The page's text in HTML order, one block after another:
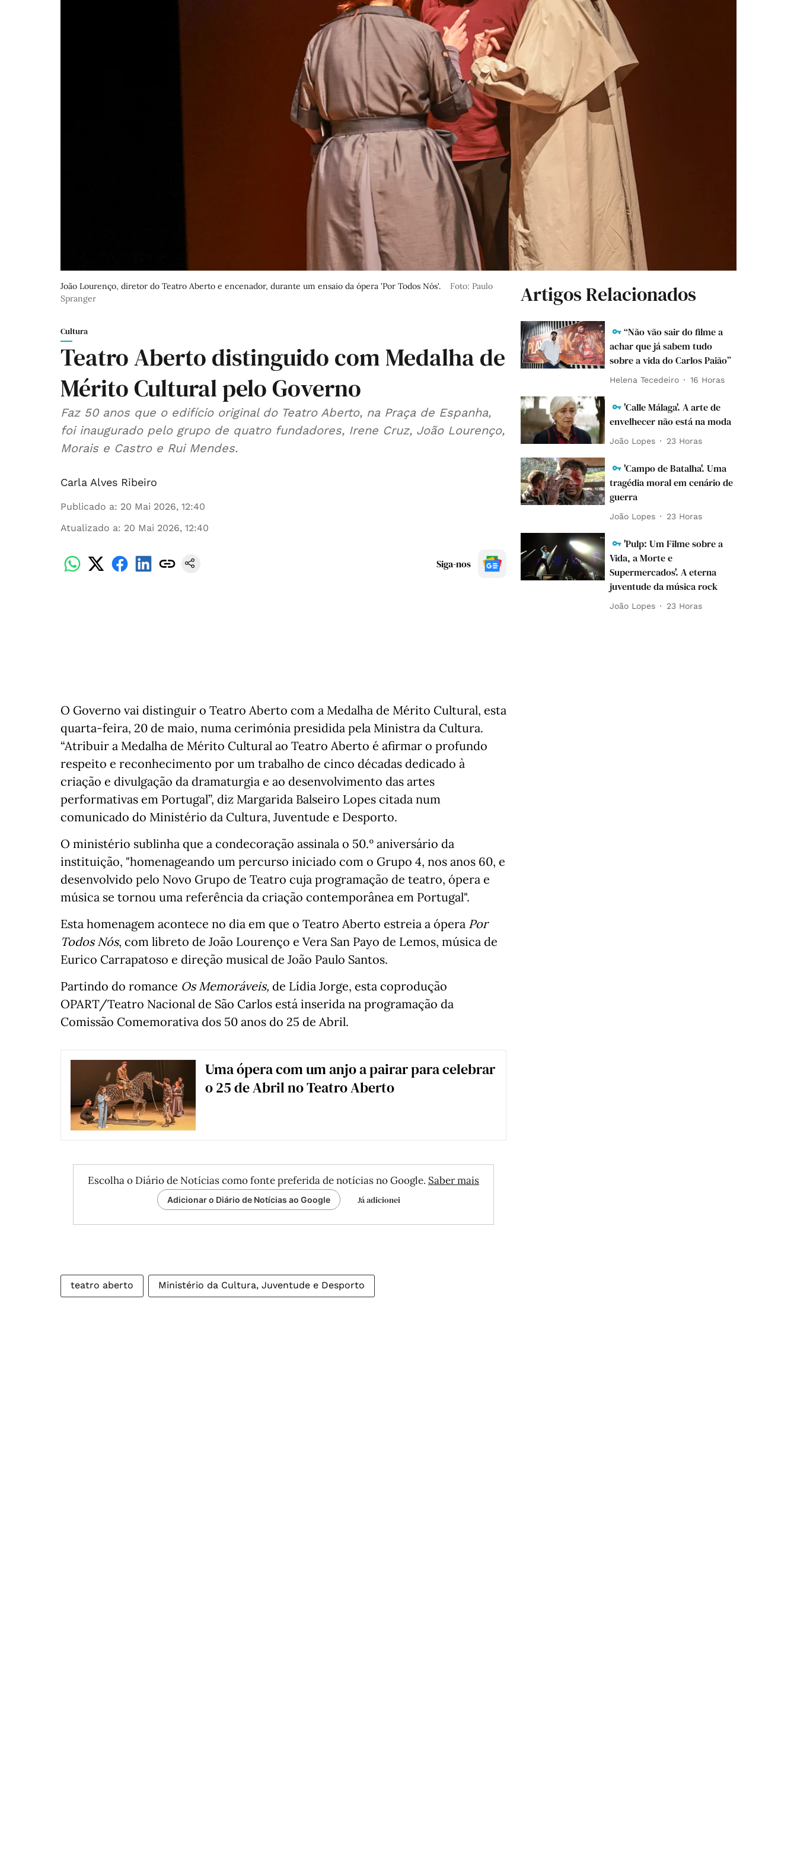
João Lourenço, diretor do Teatro Aberto e encenador, durante um ensaio da ópera 'Por Todos Nós'.
Foto: Paulo
Spranger
Cultura
Teatro Aberto distinguido com Medalha de
Mérito Cultural pelo Governo
Faz 50 anos que o edifício original do Teatro Aberto, na Praça de Espanha,
foi inaugurado pelo grupo de quatro fundadores, Irene Cruz, João Lourenço,
Morais e Castro e Rui Mendes.
Carla Alves Ribeiro
Publicado a: 20 Mai 2026, 12:40
Atualizado a: 20 Mai 2026, 12:40
Siga-nos
O Governo vai distinguir o Teatro Aberto com a Medalha de Mérito Cultural, esta
quarta-feira, 20 de maio, numa cerimónia presidida pela Ministra da Cultura.
“Atribuir a Medalha de Mérito Cultural ao Teatro Aberto é afirmar o profundo
respeito e reconhecimento por um trabalho de cinco décadas dedicado à
criação e divulgação da dramaturgia e ao desenvolvimento das artes
performativas em Portugal”, diz Margarida Balseiro Lopes citada num
comunicado do Ministério da Cultura, Juventude e Desporto.
O ministério sublinha que a condecoração assinala o 50.º aniversário da
instituição, "homenageando um percurso iniciado com o Grupo 4, nos anos 60, e
desenvolvido pelo Novo Grupo de Teatro cuja programação de teatro, ópera e
música se tornou uma referência da criação contemporânea em Portugal".
Esta homenagem acontece no dia em que o Teatro Aberto estreia a ópera Por
Todos Nós, com libreto de João Lourenço e Vera San Payo de Lemos, música de
Eurico Carrapatoso e direção musical de João Paulo Santos.
Partindo do romance Os Memoráveis, de Lídia Jorge, esta coprodução
OPART/Teatro Nacional de São Carlos está inserida na programação da
Comissão Comemorativa dos 50 anos do 25 de Abril.
Uma ópera com um anjo a pairar para celebrar
o 25 de Abril no Teatro Aberto
Escolha o Diário de Notícias como fonte preferida de notícias no Google. Saber mais
Adicionar o Diário de Notícias ao Google Já adicionei
teatro aberto Ministério da Cultura, Juventude e Desporto
Artigos Relacionados
“Não vão sair do filme a
achar que já sabem tudo
sobre a vida do Carlos Paião”
Helena Tecedeiro 16 Horas
'Calle Málaga'. A arte de
envelhecer não está na moda
João Lopes 23 Horas
'Campo de Batalha'. Uma
tragédia moral em cenário de
guerra
João Lopes 23 Horas
'Pulp: Um Filme sobre a
Vida, a Morte e
Supermercados'. A eterna
juventude da música rock
João Lopes 23 Horas